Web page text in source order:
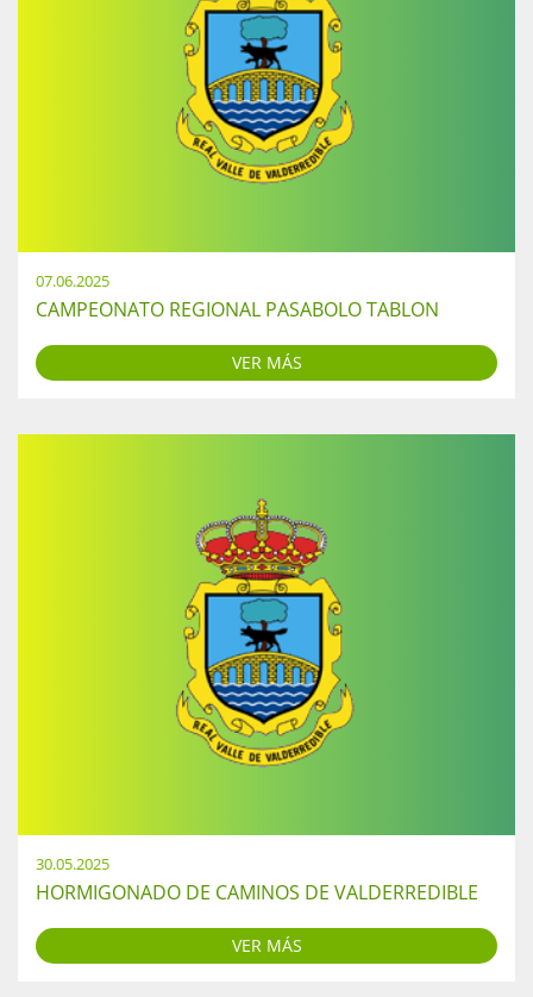
07.06.2025
CAMPEONATO REGIONAL PASABOLO TABLON
VER MÁS
30.05.2025
HORMIGONADO DE CAMINOS DE VALDERREDIBLE
VER MÁS